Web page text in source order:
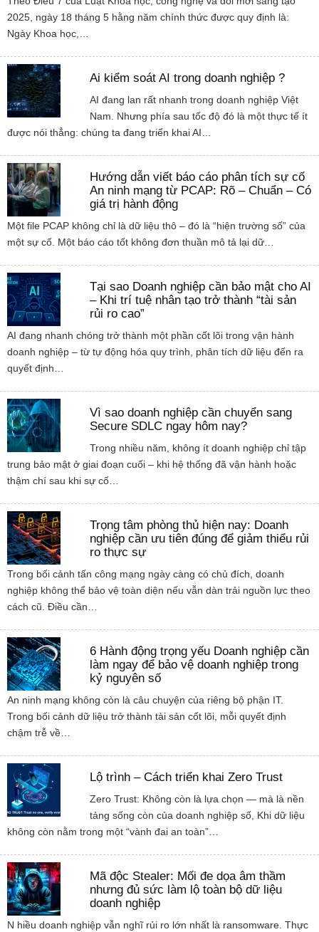
2025, ngày 18 tháng 5 hằng năm chính thức được quy định là:
Ngày Khoa học,…
Ai kiểm soát AI trong doanh nghiệp ?
AI đang lan rất nhanh trong doanh nghiệp Việt
Nam. Nhưng phía sau tốc độ đó là một thực tế ít
được nói thẳng: chúng ta đang triển khai AI…
Hướng dẫn viết báo cáo phân tích sự cố
An ninh mạng từ PCAP: Rõ – Chuẩn – Có
giá trị hành động
Một file PCAP không chỉ là dữ liệu thô – đó là “hiện trường số” của
một sự cố. Một báo cáo tốt không đơn thuần mô tả lại dữ…
Tại sao Doanh nghiệp cần bảo mật cho AI
– Khi trí tuệ nhân tạo trở thành “tài sản
rủi ro cao”
AI đang nhanh chóng trở thành một phần cốt lõi trong vận hành
doanh nghiệp – từ tự động hóa quy trình, phân tích dữ liệu đến ra
quyết định…
Vì sao doanh nghiệp cần chuyển sang
Secure SDLC ngay hôm nay?
Trong nhiều năm, không ít doanh nghiệp chỉ tập
trung bảo mật ở giai đoạn cuối – khi hệ thống đã vận hành hoặc
thậm chí sau khi sự cố…
Trọng tâm phòng thủ hiện nay: Doanh
nghiệp cần ưu tiên đúng để giảm thiểu rủi
ro thực sự
Trong bối cảnh tấn công mạng ngày càng có chủ đích, doanh
nghiệp không thể bảo vệ toàn diện nếu vẫn dàn trải nguồn lực theo
cách cũ. Điều cần…
6 Hành động trọng yếu Doanh nghiệp cần
làm ngay để bảo vệ doanh nghiệp trong
kỷ nguyên số
An ninh mạng không còn là câu chuyện của riêng bộ phận IT.
Trong bối cảnh dữ liệu trở thành tài sản cốt lõi, mỗi quyết định
chậm trễ về…
Lộ trình – Cách triển khai Zero Trust
Zero Trust: Không còn là lựa chọn — mà là nền
tảng sống còn của doanh nghiệp số, Khi dữ liệu
không còn nằm trong một “vành đai an toàn”…
Mã độc Stealer: Mối đe dọa âm thầm
nhưng đủ sức làm lộ toàn bộ dữ liệu
doanh nghiệp
N hiều doanh nghiệp vẫn nghĩ rủi ro lớn nhất là ransomware. Thực